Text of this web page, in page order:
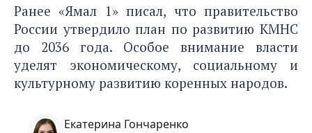
Ранее «Ямал 1» писал, что правительство
России утвердилоплан по развитию КМНС
до 2036 года. Особое внимание власти
уделят экономическому, социальному и
культурному развитию коренных народов.
Екатерина Гончаренко